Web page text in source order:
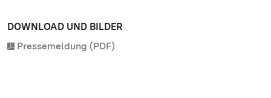
DOWNLOAD UND BILDER
Pressemeldung (PDF)